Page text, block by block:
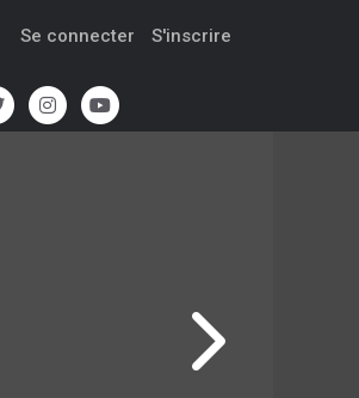
Se connecter S'inscrire